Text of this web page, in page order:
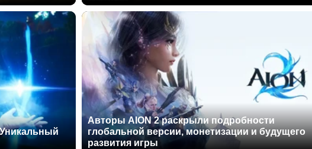
Авторы AION 2 раскрыли подробности
глобальной версии, монетизации и будущего
развития игры